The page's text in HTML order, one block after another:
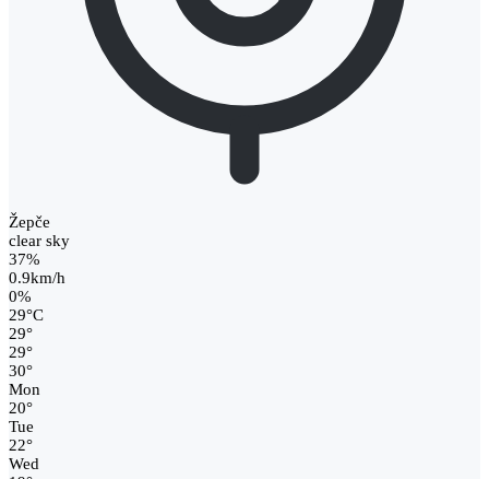
Žepče
clear sky
37%
0.9km/h
0%
29°C
29°
29°
30°
Mon
20°
Tue
22°
Wed